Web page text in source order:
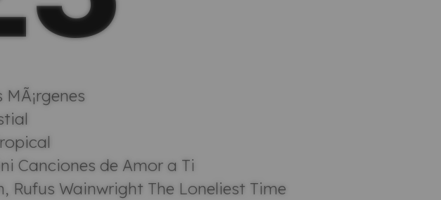
Canciones de Amor a Ti
Rufus Wainwright The Loneliest Time